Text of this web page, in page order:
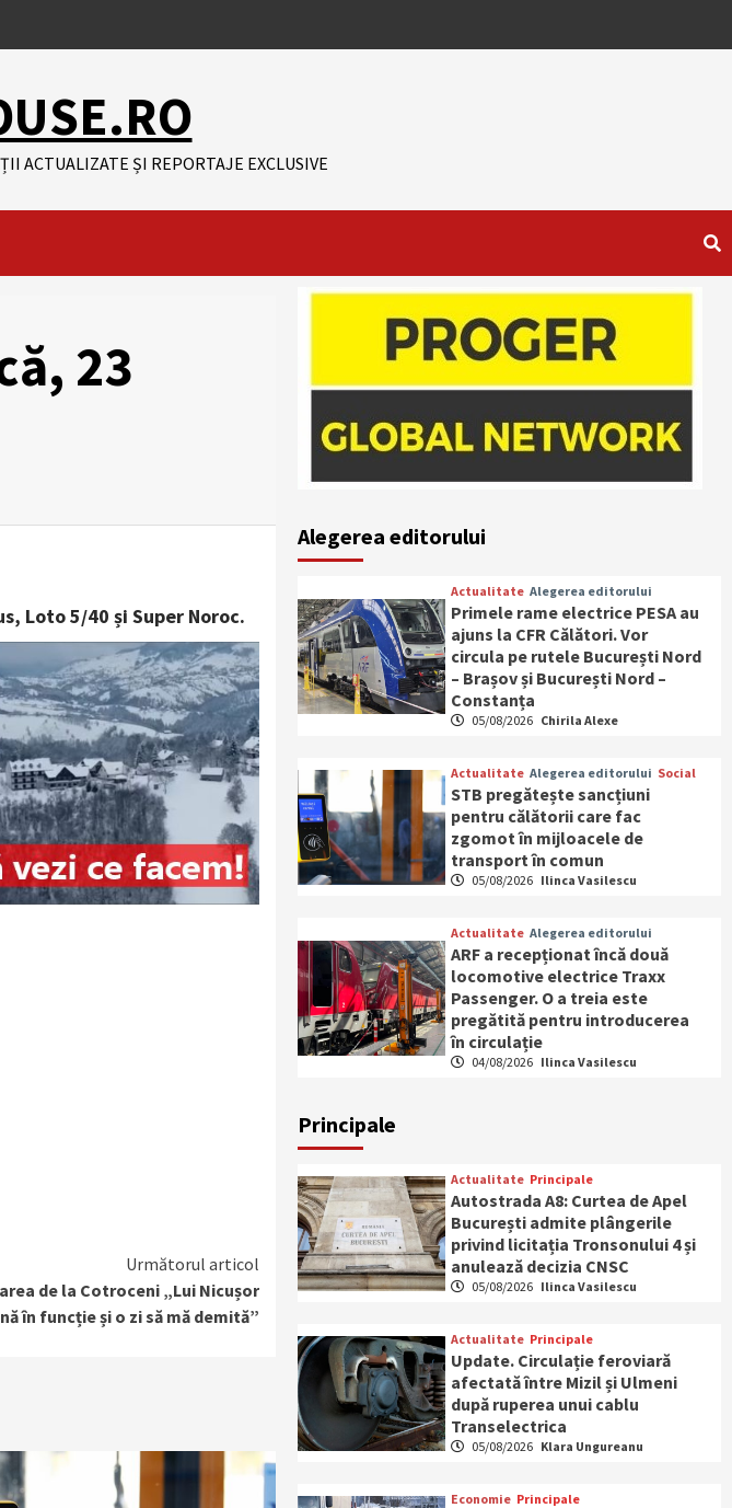
ACTUALIZATE ȘI REPORTAJE EXCLUSIVE
23
Loto 5/40 și Super Noroc.
Următorul articol
de la Cotroceni „Lui Nicușor
în funcție și o zi să mă demită”
Alegerea editorului
Actualitate Alegerea editorului
Primele rame electrice PESA au
ajuns la CFR Călători. Vor
circula pe rutele București Nord
– Brașov și București Nord –
Constanța
05/08/2026 Chirila Alexe
Actualitate Alegerea editorului Social
STB pregătește sancțiuni
pentru călătorii care fac
zgomot în mijloacele de
transport în comun
05/08/2026 Ilinca Vasilescu
Actualitate Alegerea editorului
ARF a recepționat încă două
locomotive electrice Traxx
Passenger. O a treia este
pregătită pentru introducerea
în circulație
04/08/2026 Ilinca Vasilescu
Principale
Actualitate Principale
Autostrada A8: Curtea de Apel
București admite plângerile
privind licitația Tronsonului 4 și
anulează decizia CNSC
05/08/2026 Ilinca Vasilescu
Actualitate Principale
Update. Circulație feroviară
afectată între Mizil și Ulmeni
după ruperea unui cablu
Transelectrica
05/08/2026 Klara Ungureanu
Economie Principale